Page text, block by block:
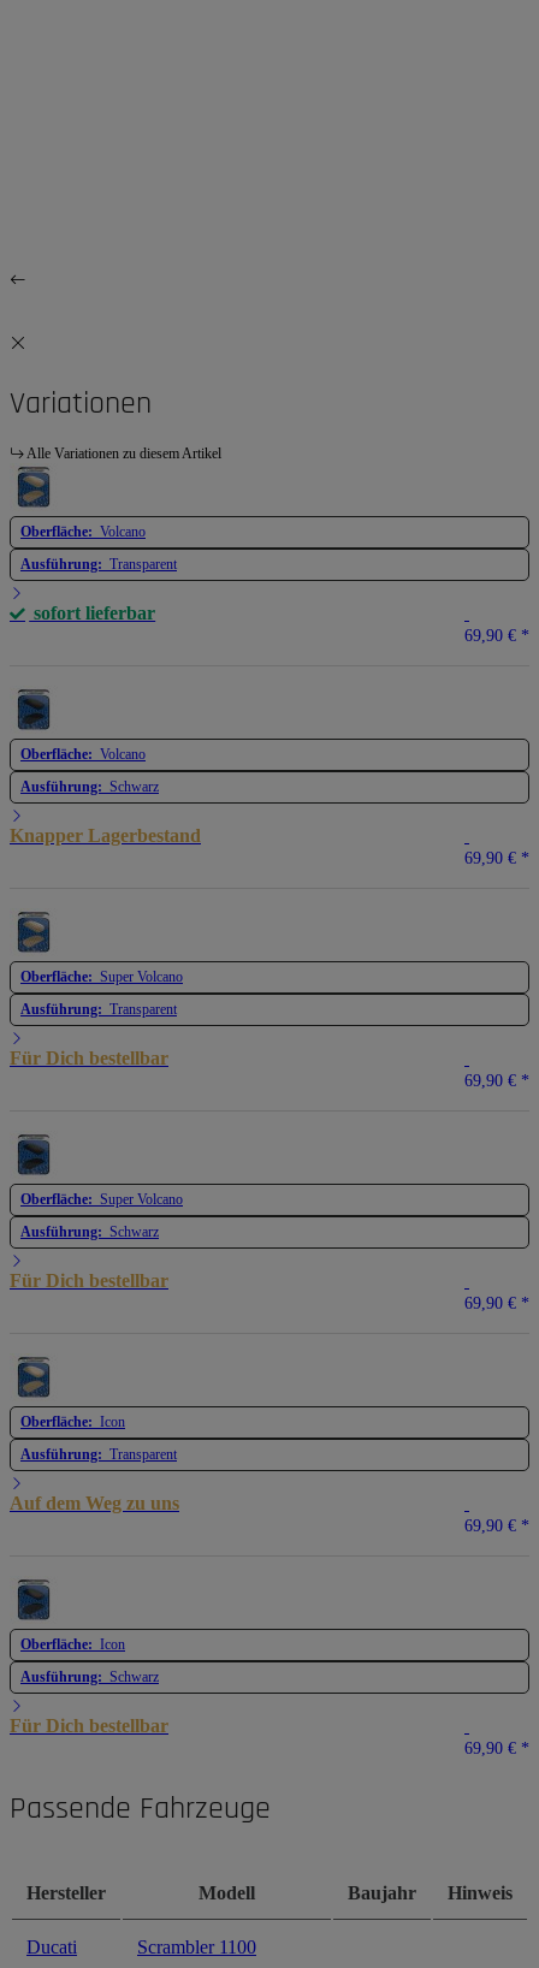
Variationen
Alle Variationen zu diesem Artikel
Oberfläche: Volcano
Ausführung: Transparent
sofort lieferbar
69,90 € *
Oberfläche: Volcano
Ausführung: Schwarz
Knapper Lagerbestand
69,90 € *
Oberfläche: Super Volcano
Ausführung: Transparent
Für Dich bestellbar
69,90 € *
Oberfläche: Super Volcano
Ausführung: Schwarz
Für Dich bestellbar
69,90 € *
Oberfläche: Icon
Ausführung: Transparent
Auf dem Weg zu uns
69,90 € *
Oberfläche: Icon
Ausführung: Schwarz
Für Dich bestellbar
69,90 € *
Passende Fahrzeuge
Hersteller Modell Baujahr Hinweis
Ducati Scrambler 1100